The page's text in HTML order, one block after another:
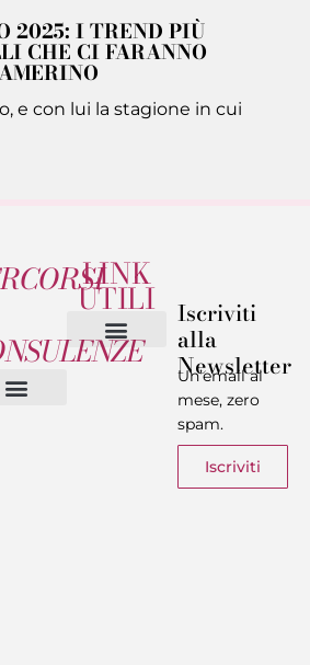
2025: I TREND PIÙ
CHE CI FARANNO
e con lui la stagione in cui
LINK
UTILI Iscriviti
alla
Newsletter
Un’email al
mese, zero
spam.
Iscriviti